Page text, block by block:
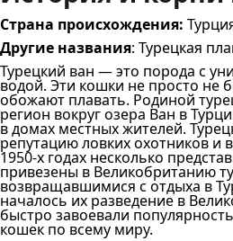
Страна происхождения:
Другие названия: Турецкая
Турецкий ван — это порода с
водой. Эти кошки не просто не
обожают плавать. Родиной
регион вокруг озера Ван в
в домах местных жителей.
репутацию ловких охотников и
1950-х годах несколько
привезены в Великобританию
возвращавшимися с отдыха в
началось их разведение в
быстро завоевали
кошек по всему миру.